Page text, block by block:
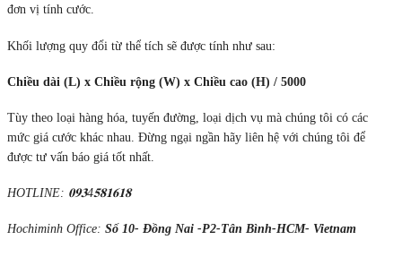
đơn vị tính cước.
Khối lượng quy đổi từ thể tích sẽ được tính như sau:
Chiều dài (L) x Chiều rộng (W) x Chiều cao (H) / 5000
Tùy theo loại hàng hóa, tuyến đường, loại dịch vụ mà chúng tôi có các
mức giá cước khác nhau. Đừng ngại ngần hãy liên hệ với chúng tôi để
được tư vấn báo giá tốt nhất.
HOTLINE: 𝟎𝟗𝟑4𝟓𝟖𝟏𝟔𝟏𝟖
Hochiminh Office: Số 10- Đồng Nai -P2-Tân Bình-HCM- Vietnam